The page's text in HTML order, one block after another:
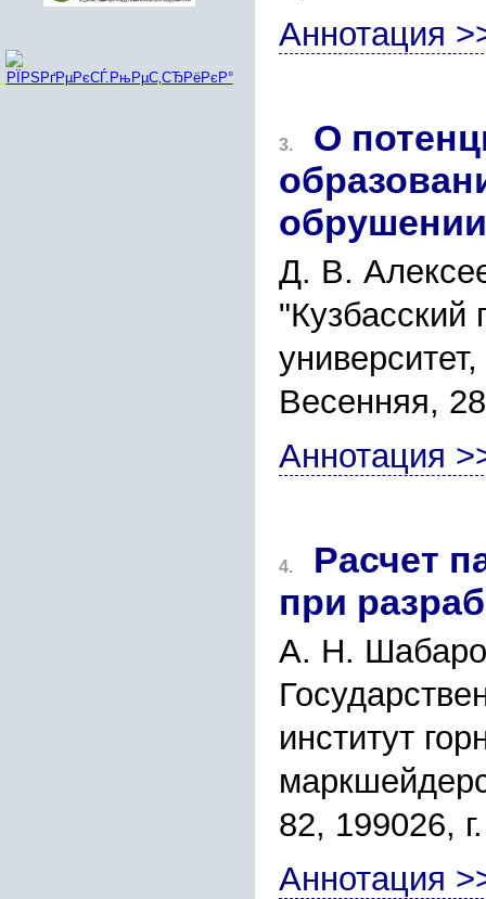
Аннотация
3.
О
Д. В.
"Кузбасский
университет,
Весенняя,
Аннотация
4.
Расчет
при
А. Н.
институт
82, 199026,
Аннотация